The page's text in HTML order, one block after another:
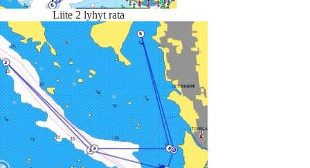
Liite 2 lyhyt rata